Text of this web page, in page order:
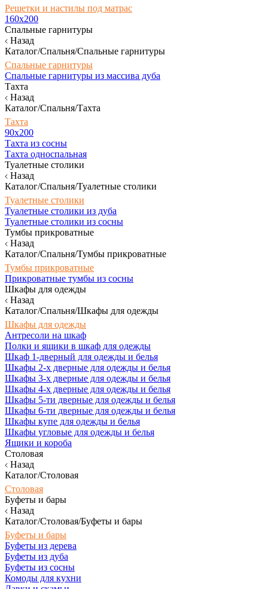
Решетки и настилы под матрас
160х200
Спальные гарнитуры
Назад
Каталог/Спальня/Спальные гарнитуры
Спальные гарнитуры
Спальные гарнитуры из массива дуба
Тахта
Назад
Каталог/Спальня/Тахта
Тахта
90х200
Тахта из сосны
Тахта односпальная
Туалетные столики
Назад
Каталог/Спальня/Туалетные столики
Туалетные столики
Туалетные столики из дуба
Туалетные столики из сосны
Тумбы прикроватные
Назад
Каталог/Спальня/Тумбы прикроватные
Тумбы прикроватные
Прикроватные тумбы из сосны
Шкафы для одежды
Назад
Каталог/Спальня/Шкафы для одежды
Шкафы для одежды
Антресоли на шкаф
Полки и ящики в шкаф для одежды
Шкаф 1-дверный для одежды и белья
Шкафы 2-х дверные для одежды и белья
Шкафы 3-х дверные для одежды и белья
Шкафы 4-х дверные для одежды и белья
Шкафы 5-ти дверные для одежды и белья
Шкафы 6-ти дверные для одежды и белья
Шкафы купе для одежды и белья
Шкафы угловые для одежды и белья
Ящики и короба
Столовая
Назад
Каталог/Столовая
Столовая
Буфеты и бары
Назад
Каталог/Столовая/Буфеты и бары
Буфеты и бары
Буфеты из дерева
Буфеты из дуба
Буфеты из сосны
Комоды для кухни